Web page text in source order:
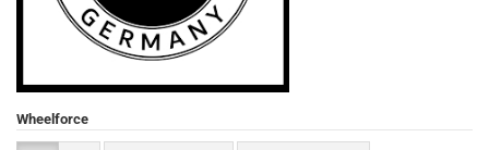
Wheelforce